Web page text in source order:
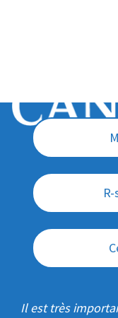
Il est très